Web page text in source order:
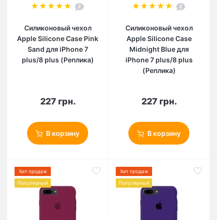
2
Силиконовый чехол
Apple Silicone Case Pink
Sand для iPhone 7
plus/8 plus (Реплика)
227 грн.
В корзину
2
Силиконовый чехол
Apple Silicone Case
Midnight Blue для
iPhone 7 plus/8 plus
(Реплика)
227 грн.
В корзину
Хит продаж
Популярный
Хит продаж
Популярный